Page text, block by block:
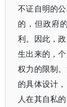
不证自明的
的，但政府
利。因此，
生出来的，
权力的限制
的具体设计
人在其自私